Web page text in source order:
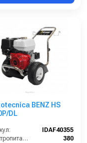
BENZ HS
DL
IDAF40355
Электропитание (В):
380